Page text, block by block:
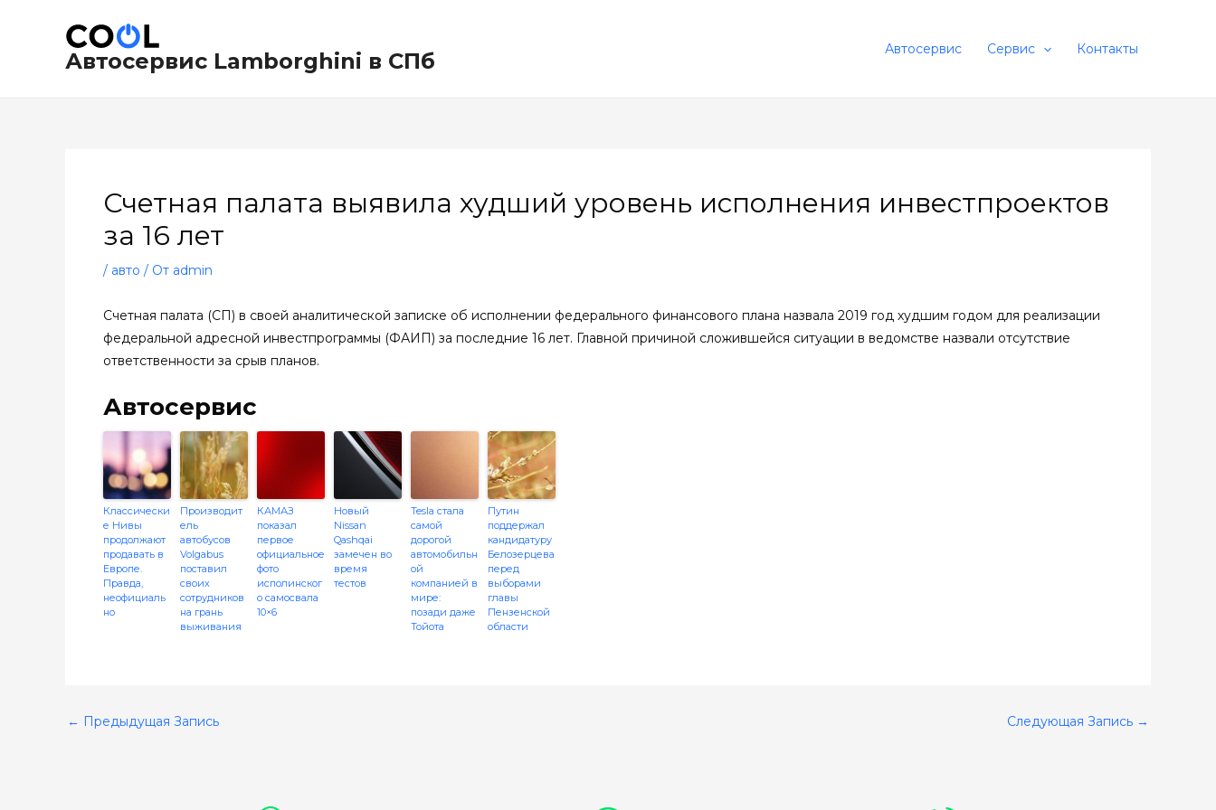
содержимомуАвтосервис Lamborghini в СПб Автосервис Сервис Контакты
Счетная палата выявила худший уровень исполнения инвестпроектов
за 16 лет
/ авто / От admin
Счетная палата (СП) в своей аналитической записке об исполнении федерального финансового плана назвала 2019 год худшим годом для реализации
федеральной адресной инвестпрограммы (ФАИП) за последние 16 лет. Главной причиной сложившейся ситуации в ведомстве назвали отсутствие
ответственности за срыв планов.
Автосервис
Классически
е Нивы
продолжают
продавать в
Европе.
Правда,
неофициаль
но
Производит
ель
автобусов
Volgabus
поставил
своих
сотрудников
на грань
выживания
КАМАЗ
показал
первое
официальное
фото
исполинског
о самосвала
10×6
Новый
Nissan
Qashqai
замечен во
время
тестов
Tesla стала
самой
дорогой
автомобильн
ой
компанией в
мире:
позади даже
Тойота
Путин
поддержал
кандидатуру
Белозерцева
перед
выборами
главы
Пензенской
области
по
записям
← Предыдущая Запись Следующая Запись →